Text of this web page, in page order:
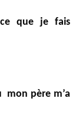
que je fais
mon père m’a